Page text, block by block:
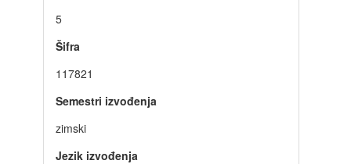
5
Šifra
117821
Semestri izvođenja
zimski
Jezik izvođenja